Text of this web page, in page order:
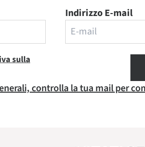
Indirizzo E-mail
sulla
controlla la tua mail per